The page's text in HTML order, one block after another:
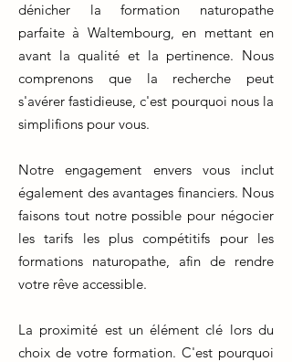
dénicher la formation naturopathe
parfaite à Waltembourg, en mettant en
avant la qualité et la pertinence. Nous
comprenons que la recherche peut
s'avérer fastidieuse, c'est pourquoi nous la
simplifions pour vous.
Notre engagement envers vous inclut
également des avantages financiers. Nous
faisons tout notre possible pour négocier
les tarifs les plus compétitifs pour les
formations naturopathe, afin de rendre
votre rêve accessible.
La proximité est un élément clé lors du
choix de votre formation. C'est pourquoi